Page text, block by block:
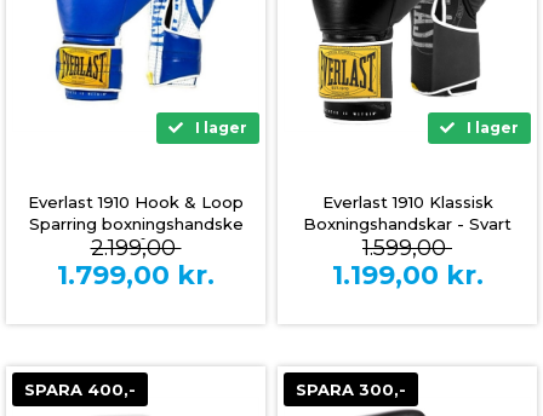
I lager
Everlast 1910 Hook & Loop
Sparring boxningshandske
(blå)
2.199,00
1.799,00 kr.
I lager
Everlast 1910 Klassisk
Boxningshandskar - Svart
1.599,00
1.199,00 kr.
SPARA 400,- SPARA 300,-